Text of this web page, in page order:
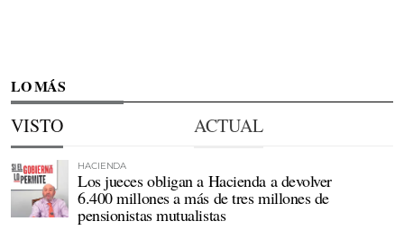
LO MÁS
VISTO ACTUAL
HACIENDA
Los jueces obligan a Hacienda a devolver
6.400 millones a más de tres millones de
pensionistas mutualistas